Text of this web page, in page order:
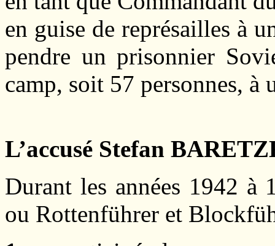
en guise de représailles à
pendre un prisonnier
camp, soit 57 personnes,
L’accusé Stefan
Durant les années 1942 à
ou Rottenführer et